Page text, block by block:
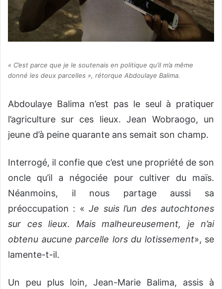
« C’est parce que je le soutenais en politique qu’il m’a même
donné les deux parcelles », rétorque Abdoulaye Balima.
Abdoulaye Balima n’est pas le seul à pratiquer
l’agriculture sur ces lieux. Jean Wobraogo, un
jeune d’à peine quarante ans semait son champ.
Interrogé, il confie que c’est une propriété de son
oncle qu’il a négociée pour cultiver du maïs.
Néanmoins, il nous partage aussi sa
préoccupation : «Je suis l’un des autochtones
sur ces lieux. Mais malheureusement, je n’ai
obtenu aucune parcelle lors du lotissement», se
lamente-t-il.
Un peu plus loin, Jean-Marie Balima, assis à